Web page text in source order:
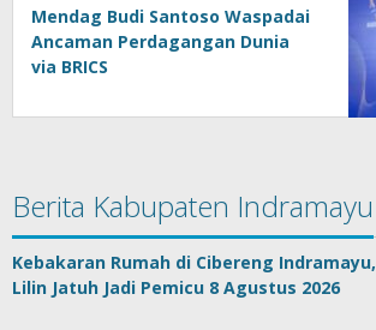
Mendag Budi Santoso Waspadai
Ancaman Perdagangan Dunia
via BRICS
Berita Kabupaten Indramayu
Kebakaran Rumah di Cibereng Indramayu,
Lilin Jatuh Jadi Pemicu 8 Agustus 2026